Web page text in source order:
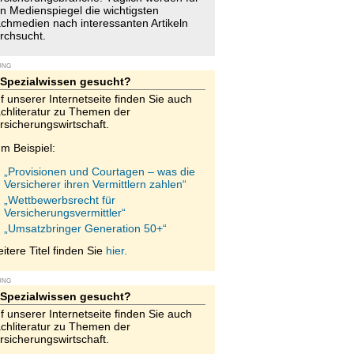
Medienspiegel die wichtigsten
nach interessanten Artikeln
Spezialwissen gesucht?
unserer Internetseite finden Sie auch
zu Themen der
Beispiel:
„Provisionen und Courtagen – was die
Versicherer ihren Vermittlern zahlen“
„Wettbewerbsrecht für
Versicherungsvermittler“
„Umsatzbringer Generation 50+“
Titel finden Sie hier.
Spezialwissen gesucht?
unserer Internetseite finden Sie auch
zu Themen der